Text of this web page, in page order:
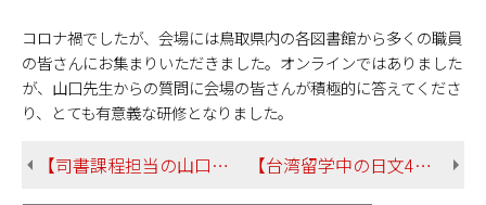
コロナ禍でしたが、会場には鳥取県内の各図書館から多くの職員
の皆さんにお集まりいただきました。オンラインではありました
が、山口先生からの質問に会場の皆さんが積極的に答えてくださ
り、とても有意義な研修となりました。
【司書課程担当の山口先生が大阪市立中学校・高等学校図書館研究会の研修会講師を務めました！】 【台湾留学中の日文4年生、西さんから新学期レポートが届きました！】